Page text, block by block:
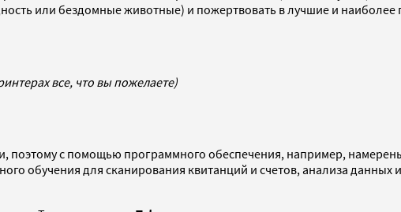
или бездомные животные) и пожертвовать в лучшие и
все, что вы пожелаете)
поэтому с помощью программного обеспечения, например,
обучения для сканирования квитанций и счетов, анализа данных